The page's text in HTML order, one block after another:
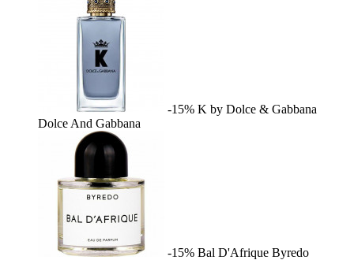
-15% K by Dolce & Gabbana
Dolce And Gabbana
-15% Bal D'Afrique Byredo